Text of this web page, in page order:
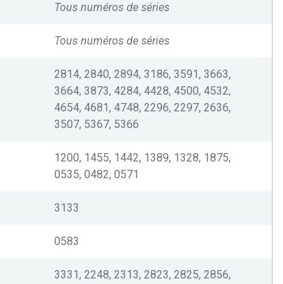
Tous numéros de séries
Tous numéros de séries
2814, 2840, 2894, 3186, 3591, 3663,
3664, 3873, 4284, 4428, 4500, 4532,
4654, 4681, 4748, 2296, 2297, 2636,
3507, 5367, 5366
1200, 1455, 1442, 1389, 1328, 1875,
0535, 0482, 0571
3133
0583
3331, 2248, 2313, 2823, 2825, 2856,